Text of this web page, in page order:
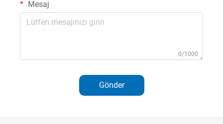
Mesaj
0/1000
Gönder